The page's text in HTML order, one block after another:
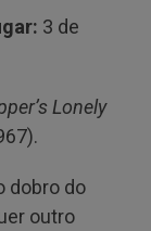
3 de
Lonely
dobro do
outro